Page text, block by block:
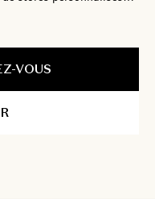
Les effets de
disponibles
à l’option
disposition pour
VOUS